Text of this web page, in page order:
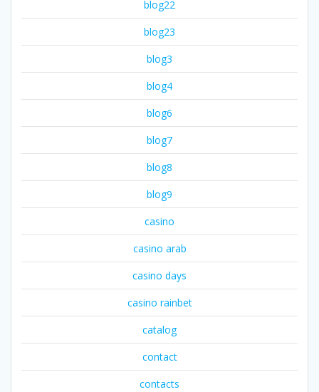
blog22
blog23
blog3
blog4
blog6
blog7
blog8
blog9
casino
casino arab
casino days
casino rainbet
catalog
contact
contacts